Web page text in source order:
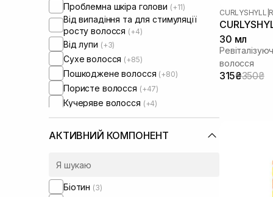
Проблемна шкіра голови (+11)
Від випадіння та для стимуляції
росту волосся (+4)
Від лупи (+3)
Сухе волосся (+85)
Пошкоджене волосся (+80)
Пористе волосся (+47)
Кучеряве волосся (+4)
Фарбоване волосся(+51)
Тонке волосся(+49)
Для обʼєму волосся
Для відновлення волосся
АКТИВНИЙ КОМПОНЕНТ
Біотин (3)
CURLYSHYLL
30 мл
волосся
315₴350₴